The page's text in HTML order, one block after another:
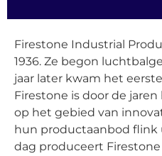
Firestone Industrial
1936. Ze begon
jaar later kwam het
Firestone is door de
op het gebied van
hun productaanbod flink
dag produceert